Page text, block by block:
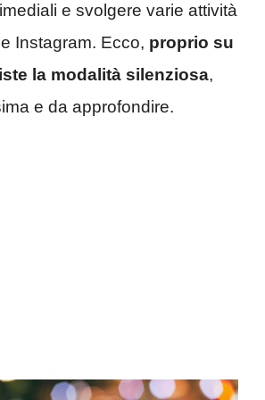
e svolgere varie attività
Instagram. Ecco, proprio su
la modalità silenziosa,
e da approfondire.